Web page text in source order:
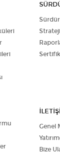
Genel
Bize